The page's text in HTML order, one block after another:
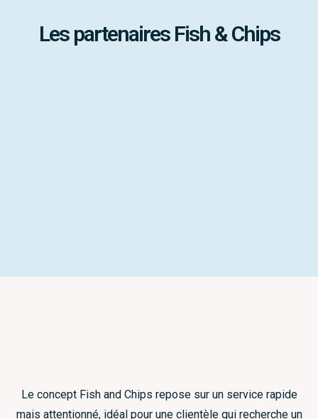
Les partenaires Fish & Chips
Le concept Fish and Chips repose sur un service rapide
mais attentionné, idéal pour une clientèle qui recherche un